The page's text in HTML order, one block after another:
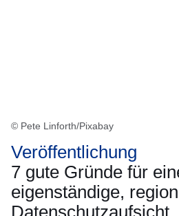
© Pete Linforth/Pixabay
Veröffentlichung
7 gute Gründe für
eigenständige,
Datenschutzaufsicht